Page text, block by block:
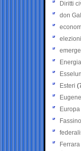
Diritti
don
elezioni
Energia
Esteri
Europa
Fassino
Ferrara